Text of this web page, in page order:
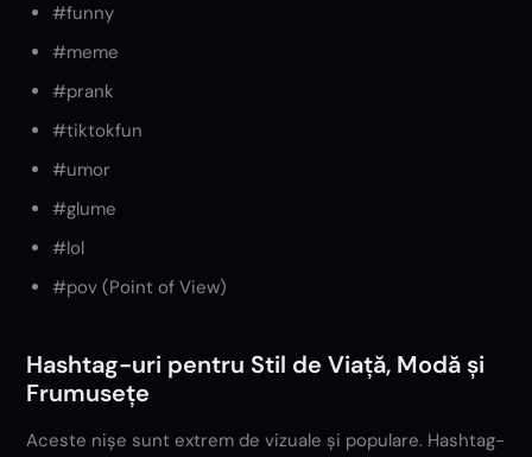
#funny
#meme
#prank
#tiktokfun
#umor
#glume
#lol
#pov (Point of View)
Hashtag-uri pentru Stil de Viață, Modă și
Frumusețe
Aceste nișe sunt extrem de vizuale și populare. Hashtag-